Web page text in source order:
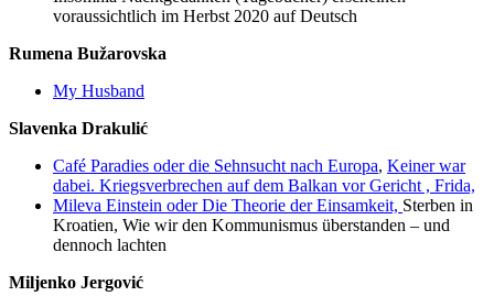
voraussichtlich im Herbst 2020 auf Deutsch
Rumena Bužarovska
My Husband
Slavenka Drakulić
Café Paradies oder die Sehnsucht nach Europa, Keiner war
dabei. Kriegsverbrechen auf dem Balkan vor Gericht , Frida,
Mileva Einstein oder Die Theorie der Einsamkeit, Sterben in
Kroatien, Wie wir den Kommunismus überstanden – und
dennoch lachten
Miljenko Jergović